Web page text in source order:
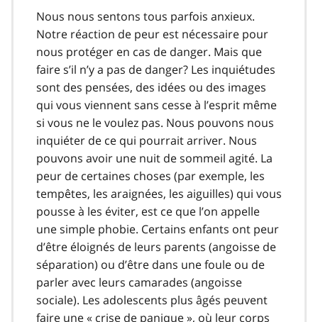
Nous nous sentons tous parfois anxieux.
Notre réaction de peur est nécessaire pour
nous protéger en cas de danger. Mais que
faire s’il n’y a pas de danger? Les inquiétudes
sont des pensées, des idées ou des images
qui vous viennent sans cesse à l’esprit même
si vous ne le voulez pas. Nous pouvons nous
inquiéter de ce qui pourrait arriver. Nous
pouvons avoir une nuit de sommeil agité. La
peur de certaines choses (par exemple, les
tempêtes, les araignées, les aiguilles) qui vous
pousse à les éviter, est ce que l’on appelle
une simple phobie. Certains enfants ont peur
d’être éloignés de leurs parents (angoisse de
séparation) ou d’être dans une foule ou de
parler avec leurs camarades (angoisse
sociale). Les adolescents plus âgés peuvent
faire une « crise de panique », où leur corps